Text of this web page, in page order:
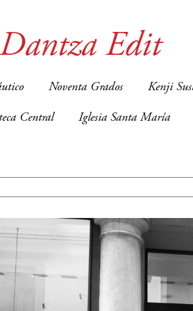
Dantza Edit
Noventa Grados Kenji
Central Iglesia Santa María